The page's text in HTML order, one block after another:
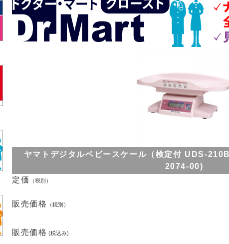
ヤマトデジタルベビースケール（検定付 UDS-
2074-00)
定価
（税別）
販売価格
（税別）
販売価格 (税込み)